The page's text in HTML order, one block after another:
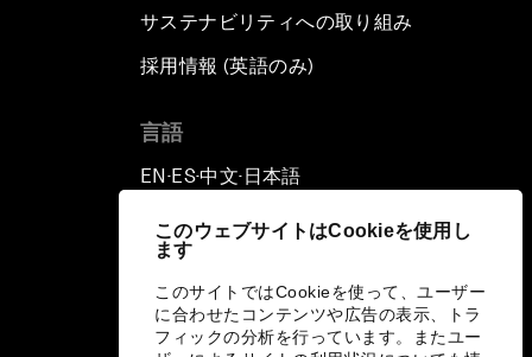
このウェブサイトはCookieを使用し
ます
このサイトではCookieを使って、ユーザー
に合わせたコンテンツや広告の表示、トラ
フィックの分析を行っています。またユー
サステナビリティへの取り組み
採用情報 (英語のみ)
言語
EN ▪ES▪中文▪ 日本語